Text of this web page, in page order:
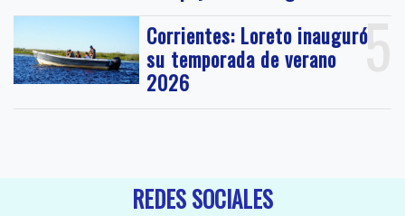
5
Corrientes: Loreto inauguró
su temporada de verano
2026
REDES SOCIALES